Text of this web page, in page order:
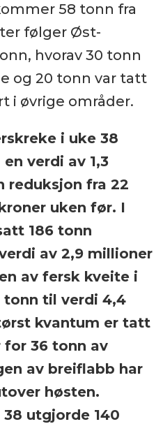
58 tonn fra
følger Øst-
hvorav 30 tonn
og 20 tonn var tatt
i øvrige områder.
i uke 38
verdi av 1,3
reduksjon fra 22
uken før. I
186 tonn
av 2,9 millioner
av fersk kveite i
tonn til verdi 4,4
kvantum er tatt
for 36 tonn av
av breiflabb har
høsten.
utgjorde 140